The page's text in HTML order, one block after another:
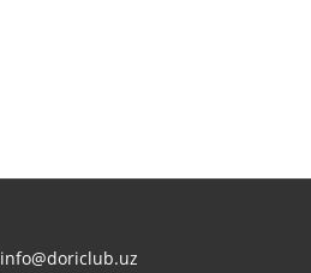
info@doriclub.uz